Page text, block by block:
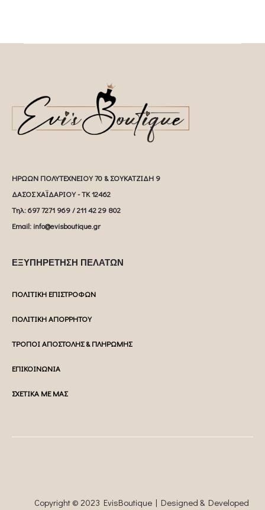
ΗΡΩΩΝ ΠΟΛΥΤΕΧΝΕΙΟΥ 70 & ΣΟΥΚΑΤΖΙΔΗ 9
ΔΑΣΟΣ ΧΑΪΔΑΡΙΟΥ - ΤΚ 12462
Tηλ: 697 7271 969 / 211 42 29 802
Email: info@evisboutique.gr
ΕΞΥΠΗΡΕΤΗΣΗ ΠΕΛΑΤΩΝ
ΠΟΛΙΤΙΚΗ ΕΠΙΣΤΡΟΦΩΝ
ΠΟΛΙΤΙΚΗ ΑΠΟΡΡΗΤΟΥ
ΤΡΟΠΟΙ ΑΠΟΣΤΟΛΗΣ & ΠΛΗΡΩΜΗΣ
ΕΠΙΚΟΙΝΩΝΙΑ
ΣΧΕΤΙΚΑ ΜΕ ΜΑΣ
Copyright © 2023 EvisBoutique | Designed & Developed